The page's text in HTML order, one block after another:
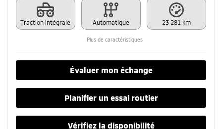
Traction intégrale Automatique 23 281 km
Plus de caractéristiques
Évaluer mon échange
Planifier un essai routier
Vérifiez la disponibilité